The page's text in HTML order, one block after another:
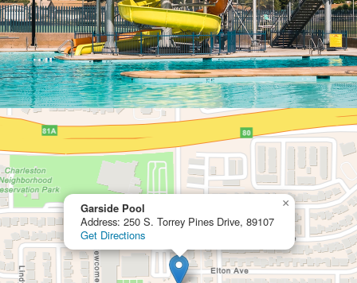
Garside Pool
Address: 250 S. Torrey Pines Drive, 89107
Get Directions
×